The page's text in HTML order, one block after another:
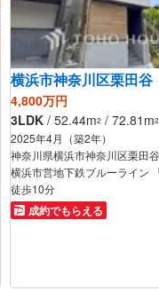
横浜市神奈川区栗田谷
4,800万円
3LDK / 52.44m2 / 72.81m2
2025年4月（築2年）
神奈川県横浜市神奈川区栗田谷
横浜市営地下鉄ブルーライン
徒歩10分
成約でもらえる